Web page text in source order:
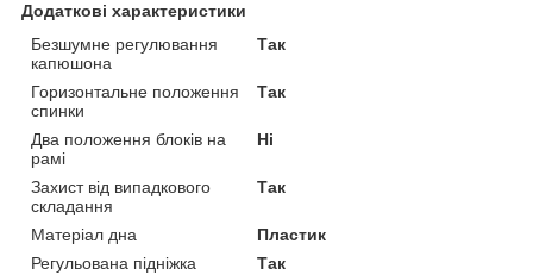
Додаткові характеристики
Безшумне регулювання
капюшона
Так
Горизонтальне положення
спинки
Так
Два положення блоків на
рамі
Ні
Захист від випадкового
складання
Так
Матеріал дна
Пластик
Регульована підніжка
Так